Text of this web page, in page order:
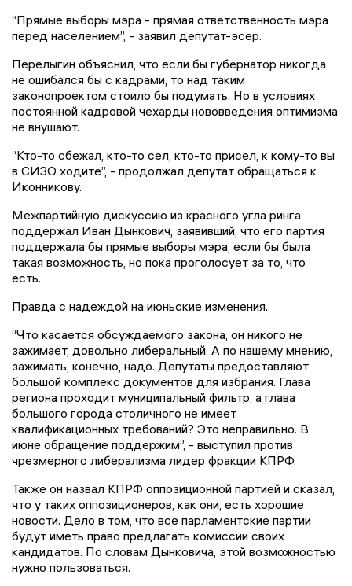
“Прямые выборы мэра - прямая ответственность мэра
перед населением”, - заявил депутат-эсер.
Перелыгин объяснил, что если бы губернатор никогда
не ошибался бы с кадрами, то над таким
законопроектом стоило бы подумать. Но в условиях
постоянной кадровой чехарды нововведения оптимизма
не внушают.
“Кто-то сбежал, кто-то сел, кто-то присел, к кому-то вы
в СИЗО ходите”, - продолжал депутат обращаться к
Иконникову.
Межпартийную дискуссию из красного угла ринга
поддержал Иван Дынкович, заявивший, что его партия
поддержала бы прямые выборы мэра, если бы была
такая возможность, но пока проголосует за то, что
есть.
Правда с надеждой на июньские изменения.
“Что касается обсуждаемого закона, он никого не
зажимает, довольно либеральный. А по нашему мнению,
зажимать, конечно, надо. Депутаты предоставляют
большой комплекс документов для избрания. Глава
региона проходит муниципальный фильтр, а глава
большого города столичного не имеет
квалификационных требований? Это неправильно. В
июне обращение поддержим”, - выступил против
чрезмерного либерализма лидер фракции КПРФ.
Также он назвал КПРФ оппозиционной партией и сказал,
что у таких оппозиционеров, как они, есть хорошие
новости. Дело в том, что все парламентские партии
будут иметь право предлагать комиссии своих
кандидатов. По словам Дынковича, этой возможностью
нужно пользоваться.